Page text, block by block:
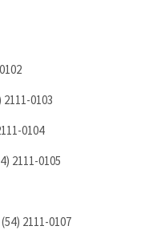
0103
0104
2111-0105
2111-0107